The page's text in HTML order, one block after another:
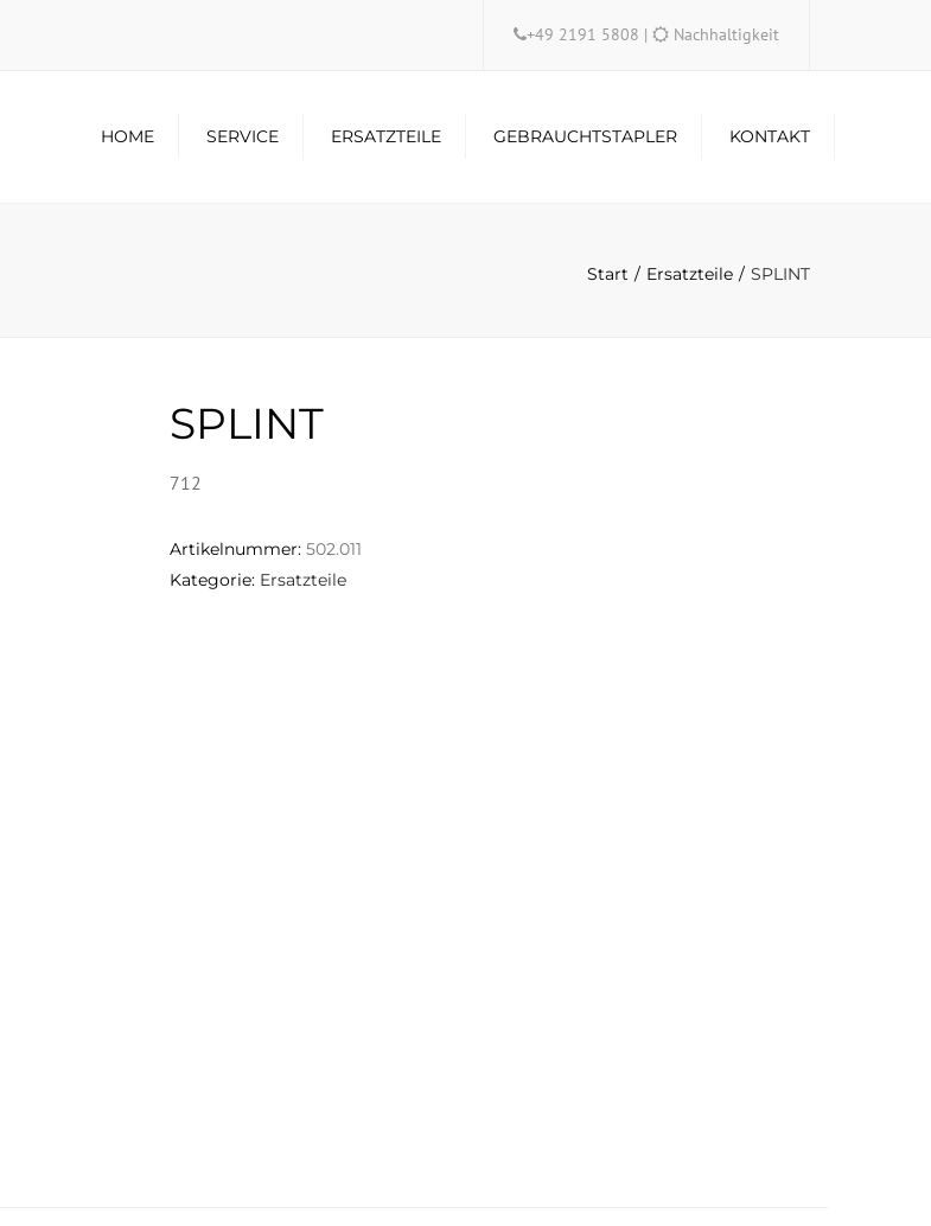
+49 2191 5808 | Nachhaltigkeit
HOME SERVICE ERSATZTEILE GEBRAUCHTSTAPLER KONTAKT
Start Ersatzteile SPLINT
SPLINT
712
Artikelnummer: 502.011
Kategorie: Ersatzteile